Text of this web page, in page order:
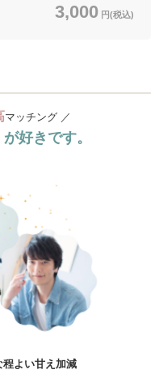
3,000 円(税込)
マッチング ／
好きです。
程よい甘え加減